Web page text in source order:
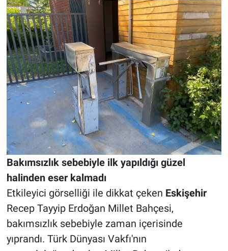
Bakımsızlık sebebiyle ilk yapıldığı güzel
halinden eser kalmadı
Etkileyici görselliği ile dikkat çeken Eskişehir
Recep Tayyip Erdoğan Millet Bahçesi,
bakımsızlık sebebiyle zaman içerisinde
yıprandı. Türk Dünyası Vakfı'nın